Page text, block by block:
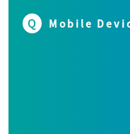
Q Mobile